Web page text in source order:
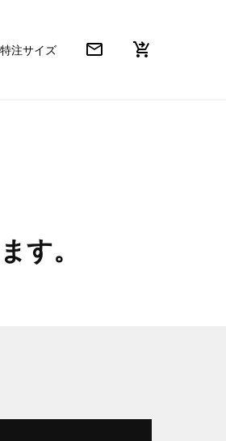
特注サイズ mail_outline shopping_cart_checkout
す。